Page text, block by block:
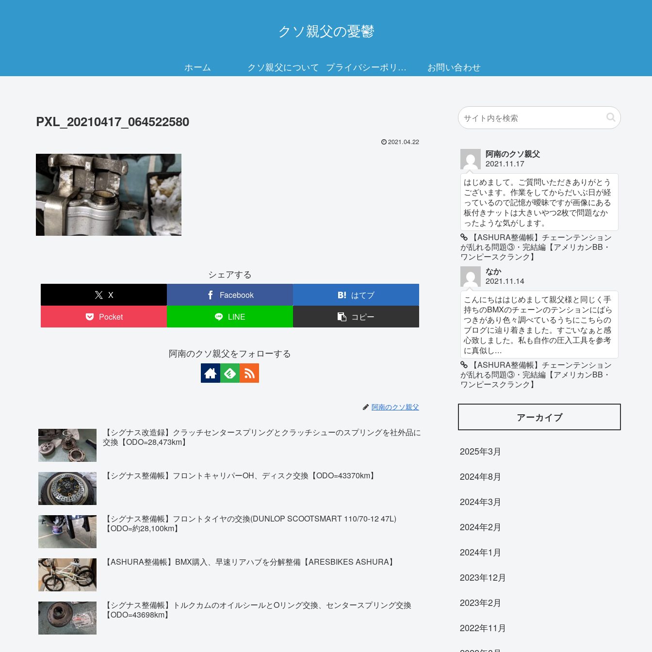
クソ親父の憂鬱
ホーム クソ親父について プライバシーポリシー お問い合わせ
PXL_20210417_064522580
2021.04.22
シェアする
X Facebook
はてブ
Pocket
LINE コピー
阿南のクソ親父をフォローする
阿南のクソ親父
【シグナス改造録】クラッチセンタースプリングとクラッチシューのスプリングを社外品に
交換【ODO=28,473km】
【シグナス整備帳】フロントキャリパーOH、ディスク交換【ODO=43370km】
【シグナス整備帳】フロントタイヤの交換(DUNLOP SCOOTSMART 110/70-12 47L)
【ODO=約28,100km】
【ASHURA整備帳】BMX購入、早速リアハブを分解整備【ARESBIKES ASHURA】
【シグナス整備帳】トルクカムのオイルシールとOリング交換、センタースプリング交換
【ODO=43698km】
阿南のクソ親父
2021.11.17
はじめまして。ご質問いただきありがとう
ございます。作業をしてからだいぶ日が経
っているので記憶が曖昧ですが画像にある
板付きナットは大きいやつ2枚で問題なか
ったような気がします。
【ASHURA整備帳】チェーンテンション
が乱れる問題③・完結編【アメリカンBB・
ワンピースクランク】
なか
2021.11.14
こんにちははじめまして親父様と同じく手
持ちのBMXのチェーンのテンションにばら
つきがあり色々調べているうちにこちらの
ブログに辿り着きました。すごいなぁと感
心致しました。私も自作の圧入工具を参考
に真似し...
【ASHURA整備帳】チェーンテンション
が乱れる問題③・完結編【アメリカンBB・
ワンピースクランク】
アーカイブ
2025年3月
2024年8月
2024年3月
2024年2月
2024年1月
2023年12月
2023年2月
2022年11月